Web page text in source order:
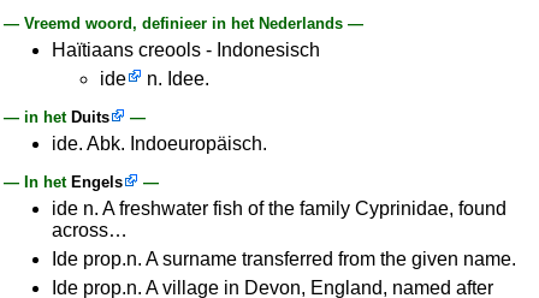
— Vreemd woord, definieer in het Nederlands —
Haïtiaans creools - Indonesisch
ide
n. Idee.
— in het Duits —
ide. Abk. Indoeuropäisch.
— In het Engels —
ide n. A freshwater fish of the family Cyprinidae, found
across…
Ide prop.n. A surname transferred from the given name.
Ide prop.n. A village in Devon, England, named after